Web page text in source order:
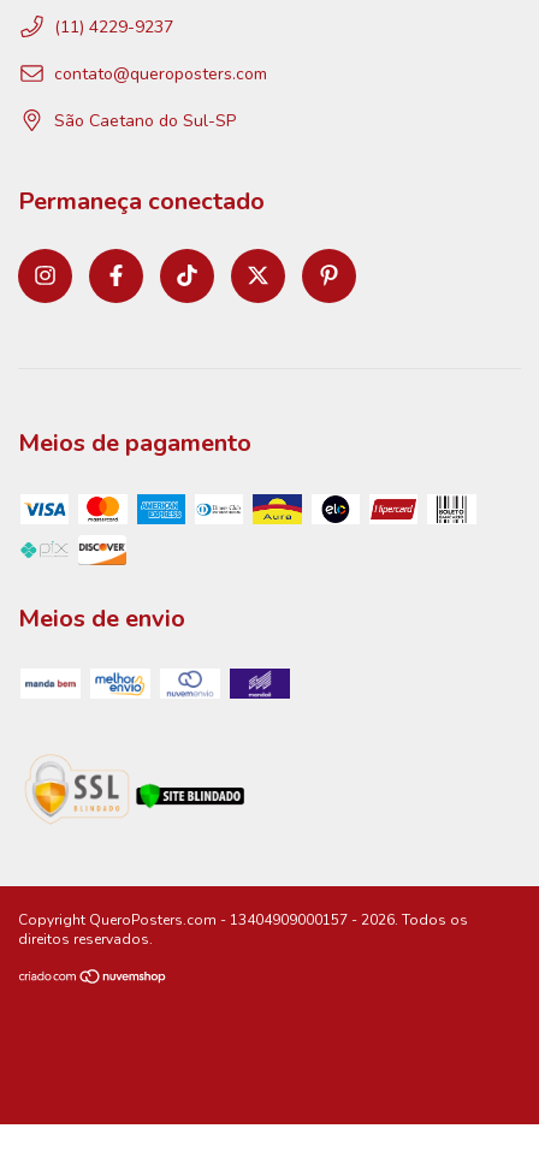
(11) 4229-9237
contato@queroposters.com
São Caetano do Sul-SP
Permaneça conectado
Meios de pagamento
Meios de envio
Copyright QueroPosters.com - 13404909000157 - 2026. Todos os
direitos reservados.